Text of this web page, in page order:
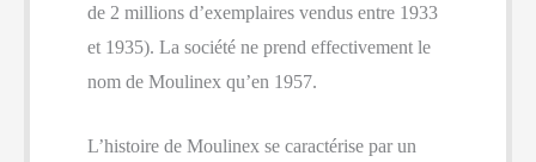
de 2 millions d’exemplaires vendus entre 1933
et 1935). La société ne prend effectivement le
nom de Moulinex qu’en 1957.
L’histoire de Moulinex se caractérise par un